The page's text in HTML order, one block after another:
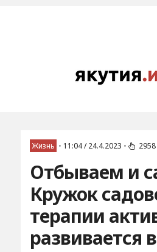
Жизнь • 11:04 / 24.4.2023 • 2958
Отбываем и
Кружок
терапии
развивается в